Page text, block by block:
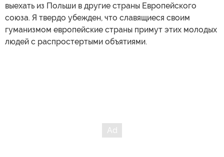
выехать из Польши в другие страны Европейского
союза. Я твердо убежден, что славящиеся своим
гуманизмом европейские страны примут этих молодых
людей с распростертыми объятиями.